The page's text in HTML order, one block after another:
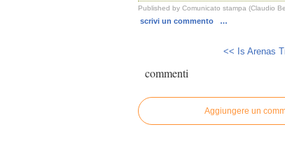
Published by Comunicato stampa (Claudio
scrivi un commento
…
<< Is Arenas
commenti
Aggiungere un